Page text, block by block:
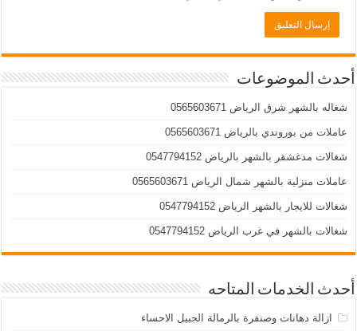
أحدث الموضوعات
شغاله بالشهر شرق الرياض 0565603671
عاملات من بوروندي بالرياض 0565603671
شغالات مدغشقر بالشهر بالرياض 0547794152
عاملات منزلية بالشهر شمال الرياض 0565603671
شغالات للايجار بالشهر الرياض 0547794152
شغالات بالشهر في غرب الرياض 0547794152
أحدث الخدمات المتاحه
ازالة دهانات وصنفرة بالرمالة الجبيل الاحساء